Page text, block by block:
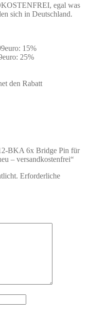
egal was
sich in Deutschland.
15%
25%
den Rabatt
BKA 6x Bridge Pin für
– versandkostenfrei“
Erforderliche